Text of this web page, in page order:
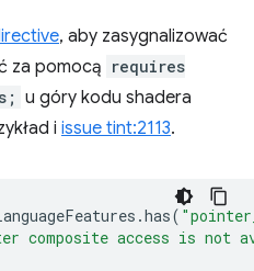
, aby zasygnalizować
za pomocą requires
u góry kodu shadera
i issue tint:2113.
.has(
composite access is not